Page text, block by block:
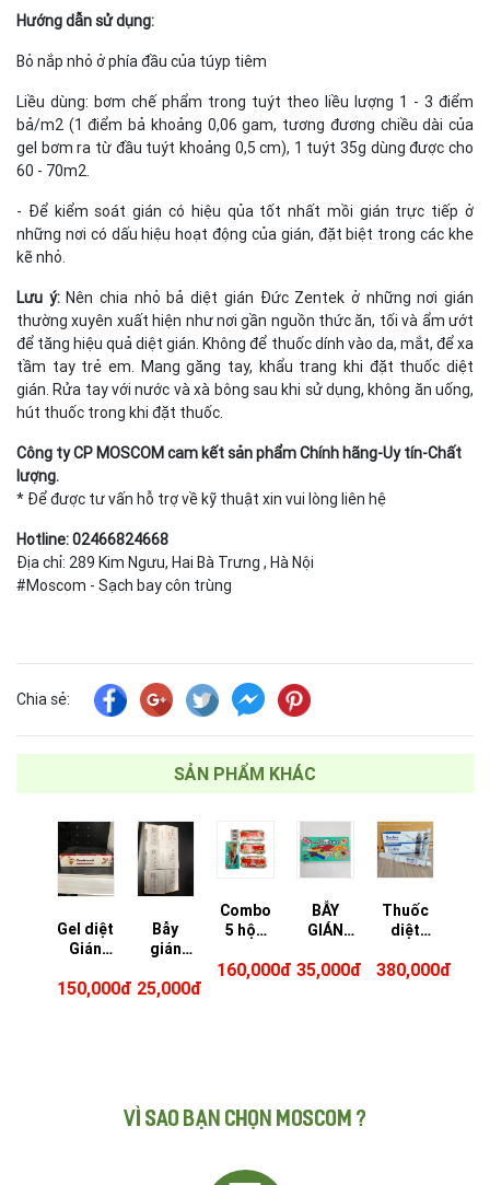
Hướng dẫn sử dụng:
Bỏ nắp nhỏ ở phía đầu của túyp tiêm
Liều dùng: bơm chế phẩm trong tuýt theo liều lượng 1 - 3 điểm
bả/m2 (1 điểm bả khoảng 0,06 gam, tương đương chiều dài của
gel bơm ra từ đầu tuýt khoảng 0,5 cm), 1 tuýt 35g dùng được cho
60 - 70m2.
- Để kiểm soát gián có hiệu qủa tốt nhất mồi gián trực tiếp ở
những nơi có dấu hiệu hoạt động của gián, đặt biệt trong các khe
kẽ nhỏ.
Lưu ý:Nên chia nhỏ bả diệt gián Đức Zentek ở những nơi gián
thường xuyên xuất hiện như nơi gần nguồn thức ăn, tối và ẩm ướt
để tăng hiệu quả diệt gián. Không để thuốc dính vào da, mắt, để xa
tầm tay trẻ em. Mang găng tay, khẩu trang khi đặt thuốc diệt
gián. Rửa tay với nước và xà bông sau khi sử dụng, không ăn uống,
hút thuốc trong khi đặt thuốc.
Công ty CP MOSCOM cam kết sản phẩm Chính hãng-Uy tín-Chất
lượng.
* Để được tư vấn hỗ trợ về kỹ thuật xin vui lòng liên hệ
Hotline: 02466824668
Địa chỉ: 289 Kim Ngưu, Hai Bà Trưng , Hà Nội
#Moscom - Sạch bay côn trùng
Chia sẻ:
SẢN PHẨM KHÁC
Gel diệt
Gián
Cockroach
150,000đ
Bẫy
gián
Quốc
25,000đ
Combo
5 hộp
gián
160,000đ
BẪY
GIÁN
NHẬT
35,000đ
Thuốc
diệt
đức
380,000đ
VÌ SAO BẠN CHỌN MOSCOM ?